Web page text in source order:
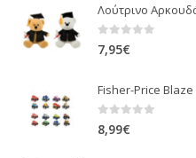
0out of 5
7,95€
0 out of 5
8,99€